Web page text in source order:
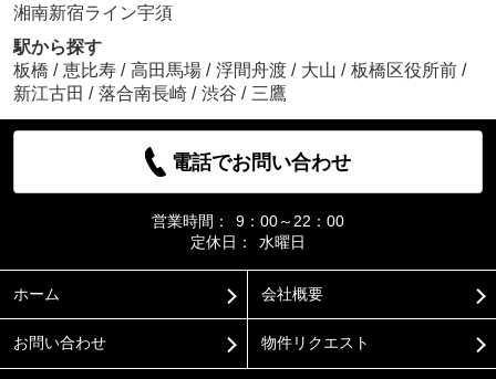
湘南新宿ライン宇須
駅から探す
板橋 / 恵比寿 / 高田馬場 / 浮間舟渡 / 大山 / 板橋区役所前 /
新江古田 / 落合南長崎 / 渋谷 / 三鷹
電話でお問い合わせ
営業時間：
9：00～22：00
定休日：
水曜日
ホーム 会社概要
お問い合わせ 物件リクエスト